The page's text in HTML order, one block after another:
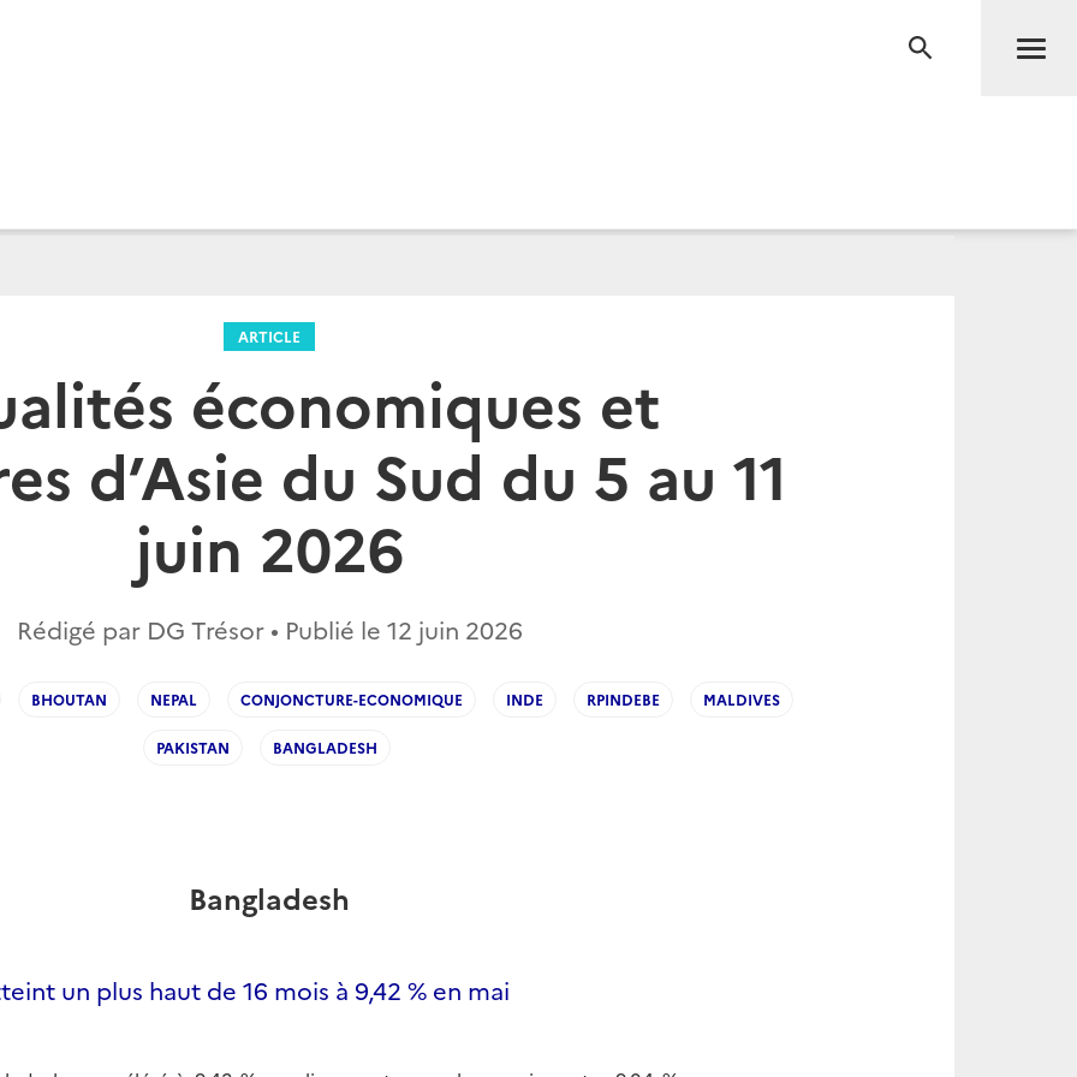
RECHERCHE
ARTICLE
économiques et
d’Asie du Sud du 5 au 11
juin 2026
Rédigé par DG Trésor • Publié le 12 juin 2026
BHOUTAN NEPAL CONJONCTURE-ECONOMIQUE INDE RPINDEBE MALDIVES
PAKISTAN BANGLADESH
Bangladesh
un plus haut de 16 mois à 9,42 % en mai